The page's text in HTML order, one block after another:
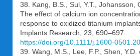
38. Kang, B.S., Sul, Y.T., Johansson,
The effect of calcium ion
response to oxidized titanium
Implants Research, 23, 690–697.
https://doi.org/10.1111/j.1600-
39. Wang, M.S., Lee, F.P., Shen,